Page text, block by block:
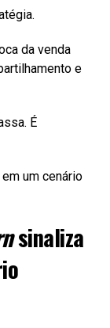
da venda
e
É
um cenário
sinaliza